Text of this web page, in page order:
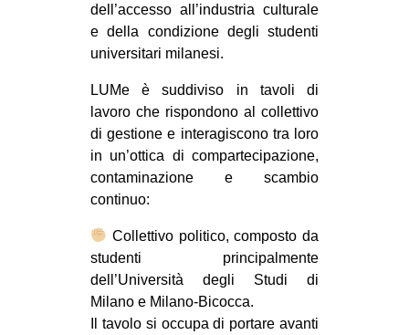
dell’accesso all’industria culturale
e della condizione degli studenti
universitari milanesi.
LUMe è suddiviso in tavoli di
lavoro che rispondono al collettivo
di gestione e interagiscono tra loro
in un’ottica di compartecipazione,
contaminazione e scambio
continuo:
Collettivo politico, composto da
studenti principalmente
dell’Università degli Studi di
Milano e Milano-Bicocca.
Il tavolo si occupa di portare avanti